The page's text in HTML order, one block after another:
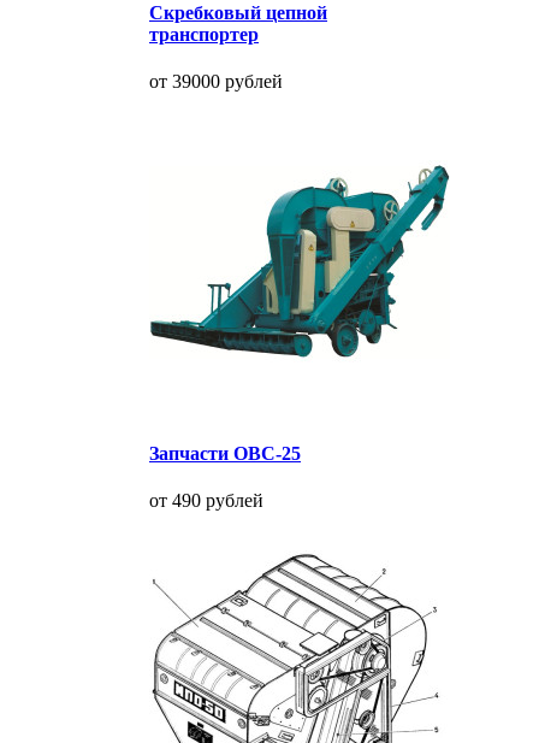
Скребковый цепной
транспортер
от 39000 рублей
Запчасти ОВС-25
от 490 рублей